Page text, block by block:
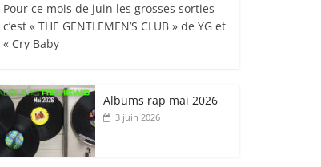
Pour ce mois de juin les grosses sorties
c’est « THE GENTLEMEN’S CLUB » de YG et
« Cry Baby
Albums rap mai 2026
3 juin 2026